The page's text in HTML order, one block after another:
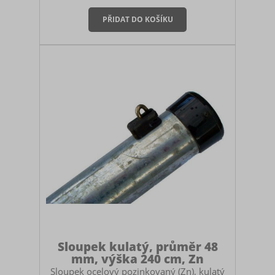
Barva: antracit RAL 7016 Určený pro
stavbu pletivových plotů. Použití:
průběžný/počáteční/koncový sloupek
Součástí sloupku je plastová čepička.
betonování myslete na to, abyste si pořídili
dostatečně vysoký sloupek. Doporučuje se
mít sloupek zabeton
Sloupek kulatý, průměr 48
mm, výška 240 cm, Zn
Sloupek ocelový pozinkovaný (Zn), kulatý